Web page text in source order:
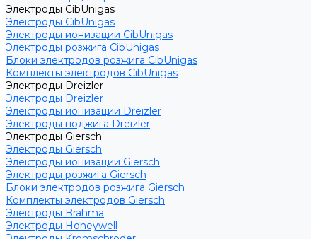
Электроды CibUnigas
Электроды CibUnigas
Электроды ионизации CibUnigas
Электроды розжига CibUnigas
Блоки электродов розжига CibUnigas
Комплекты электродов CibUnigas
Электроды Dreizler
Электроды Dreizler
Электроды ионизации Dreizler
Электроды поджига Dreizler
Электроды Giersch
Электроды Giersch
Электроды ионизации Giersch
Электроды розжига Giersch
Блоки электродов розжига Giersch
Комплекты электродов Giersch
Электроды Brahma
Электроды Honeywell